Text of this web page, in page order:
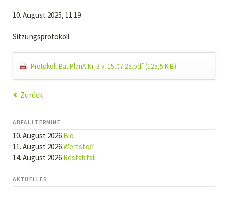
10. August 2025, 11:19
Sitzungsprotokoll
Protokoll BauPlanA Nr. 3 v. 15.07.25.pdf(125,5 KiB)
Zurück
ABFALLTERMINE
10. August 2026 Bio
11. August 2026Wertstoff
14. August 2026 Restabfall
AKTUELLES